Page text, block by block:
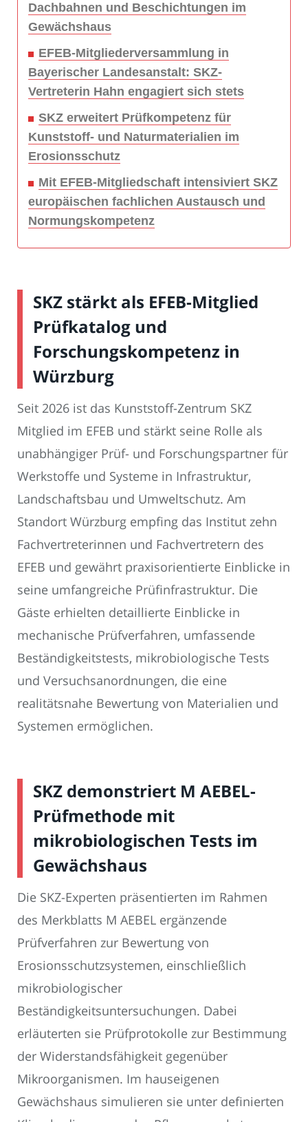
Dachbahnen und Beschichtungen im
Gewächshaus
EFEB-Mitgliederversammlung in
Bayerischer Landesanstalt: SKZ-
Vertreterin Hahn engagiert sich stets
SKZ erweitert Prüfkompetenz für
Kunststoff- und Naturmaterialien im
Erosionsschutz
Mit EFEB-Mitgliedschaft intensiviert SKZ
europäischen fachlichen Austausch und
Normungskompetenz
SKZ stärkt als EFEB-Mitglied
Prüfkatalog und
Forschungskompetenz in
Würzburg
Seit 2026 ist das Kunststoff-Zentrum SKZ
Mitglied im EFEB und stärkt seine Rolle als
unabhängiger Prüf- und Forschungspartner für
Werkstoffe und Systeme in Infrastruktur,
Landschaftsbau und Umweltschutz. Am
Standort Würzburg empfing das Institut zehn
Fachvertreterinnen und Fachvertretern des
EFEB und gewährt praxisorientierte Einblicke in
seine umfangreiche Prüfinfrastruktur. Die
Gäste erhielten detaillierte Einblicke in
mechanische Prüfverfahren, umfassende
Beständigkeitstests, mikrobiologische Tests
und Versuchsanordnungen, die eine
realitätsnahe Bewertung von Materialien und
Systemen ermöglichen.
SKZ demonstriert M AEBEL-
Prüfmethode mit
mikrobiologischen Tests im
Gewächshaus
Die SKZ-Experten präsentierten im Rahmen
des Merkblatts M AEBEL ergänzende
Prüfverfahren zur Bewertung von
Erosionsschutzsystemen, einschließlich
mikrobiologischer
Beständigkeitsuntersuchungen. Dabei
erläuterten sie Prüfprotokolle zur Bestimmung
der Widerstandsfähigkeit gegenüber
Mikroorganismen. Im hauseigenen
Gewächshaus simulieren sie unter definierten